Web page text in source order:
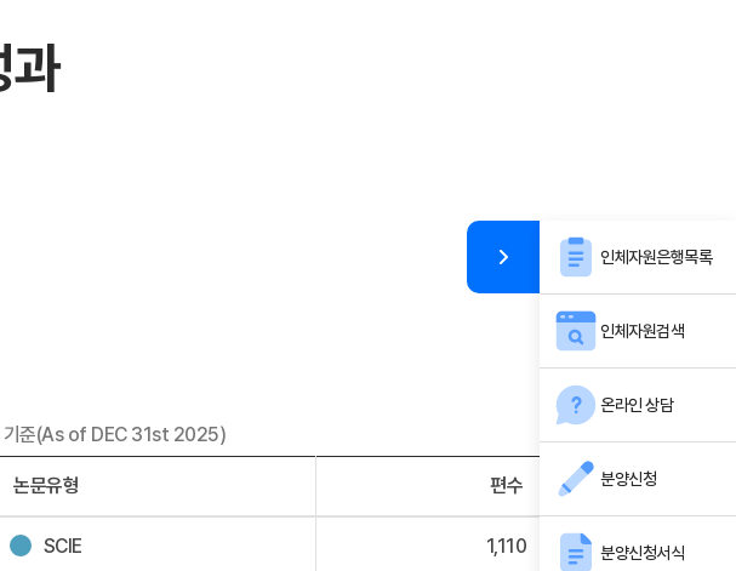
과
기준(As of DEC 31st 2025)
논문유형 편수
SCIE 1,110
인체자원은행목록
인체자원검색
온라인 상담
분양신청
분양신청서식